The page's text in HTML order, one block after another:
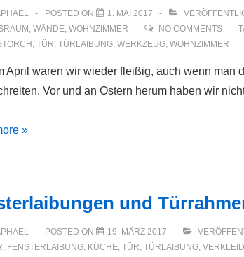
POSTED ON 1. MAI 2017
, WÄNDE, WOHNZIMMER NO COMMENTS
, TÜR, TÜRLAIBUNG, WERKZEUG, WOHNZIMMER
April waren wir wieder fleißig, auch wenn man
Vor und an Ostern herum haben wir
»
und
POSTED ON 19. MÄRZ 2017
, FENSTERLAIBUNG, KÜCHE, TÜR, TÜRLAIBUNG,